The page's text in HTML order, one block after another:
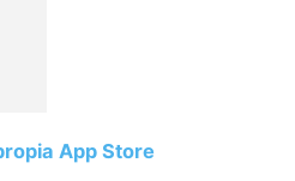
App Store